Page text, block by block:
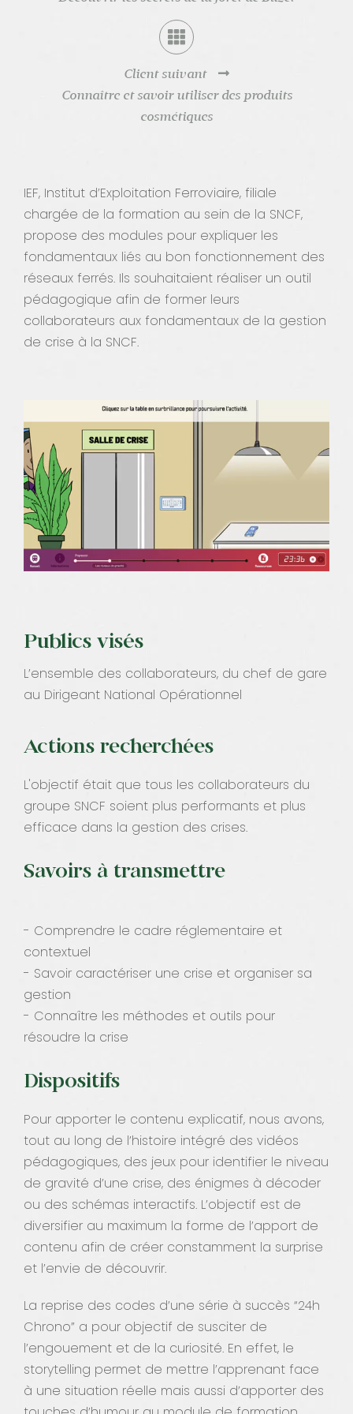
Client suivant
Connaître et savoir utiliser des produits
cosmétiques
IEF, Institut d’Exploitation Ferroviaire, filiale
chargée de la formation au sein de la SNCF,
propose des modules pour expliquer les
fondamentaux liés au bon fonctionnement des
réseaux ferrés. Ils souhaitaient réaliser un outil
pédagogique afin de former leurs
collaborateurs aux fondamentaux de la gestion
de crise à la SNCF.
Publics visés
L’ensemble des collaborateurs, du chef de gare
au Dirigeant National Opérationnel
Actions recherchées
L'objectif était que tous les collaborateurs du
groupe SNCF soient plus performants et plus
efficace dans la gestion des crises.
Savoirs à transmettre
- Comprendre le cadre réglementaire et
contextuel
- Savoir caractériser une crise et organiser sa
gestion
- Connaître les méthodes et outils pour
résoudre la crise
Dispositifs
Pour apporter le contenu explicatif, nous avons,
tout au long de l’histoire intégré des vidéos
pédagogiques, des jeux pour identifier le niveau
de gravité d’une crise, des énigmes à décoder
ou des schémas interactifs. L’objectif est de
diversifier au maximum la forme de l’apport de
contenu afin de créer constamment la surprise
et l’envie de découvrir.
La reprise des codes d’une série à succès “24h
Chrono” a pour objectif de susciter de
l’engouement et de la curiosité. En effet, le
storytelling permet de mettre l’apprenant face
à une situation réelle mais aussi d’apporter des